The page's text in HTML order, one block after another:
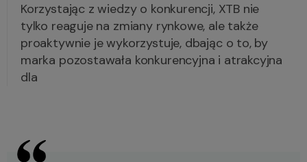
Korzystając z wiedzy o konkurencji, XTB nie
tylko reaguje na zmiany rynkowe, ale także
proaktywnie je wykorzystuje, dbając o to, by
marka pozostawała konkurencyjna i atrakcyjna
dla